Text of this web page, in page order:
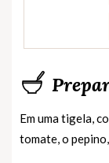
Em uma tigela,
tomate, o